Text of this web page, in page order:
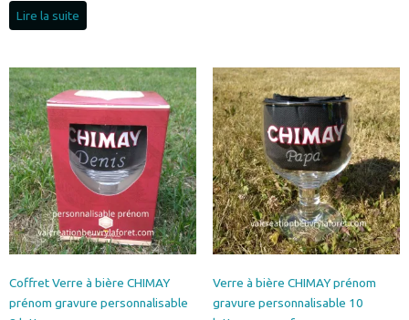
Lire la suite
Coffret Verre à bière CHIMAY
prénom gravure personnalisable
Verre à bière CHIMAY prénom
gravure personnalisable 10